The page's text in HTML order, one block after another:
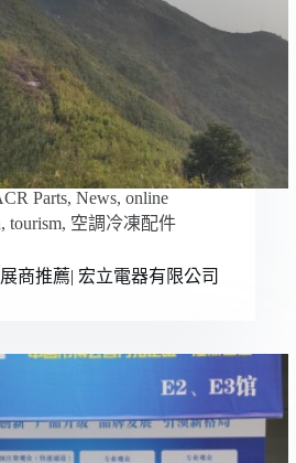
Parts, News, online
, tourism, 空調冷凍配件
商推薦| 宏立電器有限公司